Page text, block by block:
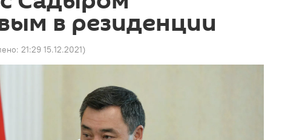
в резиденции
21:29 15.12.2021)